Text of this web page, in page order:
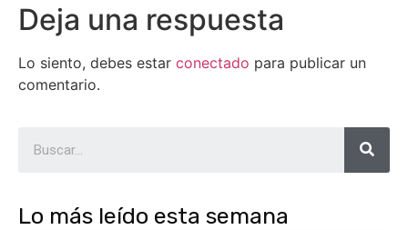
Deja una respuesta
Lo siento, debes estar conectado para publicar un
comentario.
Lo más leído esta semana